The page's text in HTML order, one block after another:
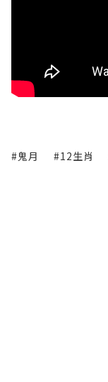
#鬼月 #12生肖